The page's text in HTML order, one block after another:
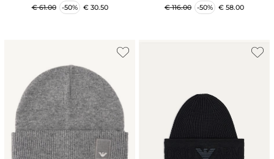
€ 61.00
-50% € 30.50
€ 116.00
-50% € 58.00